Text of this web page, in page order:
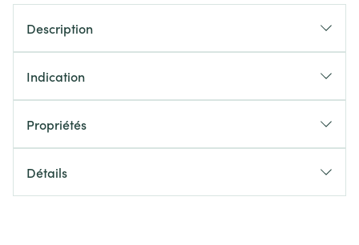
Description
Indication
Propriétés
Détails